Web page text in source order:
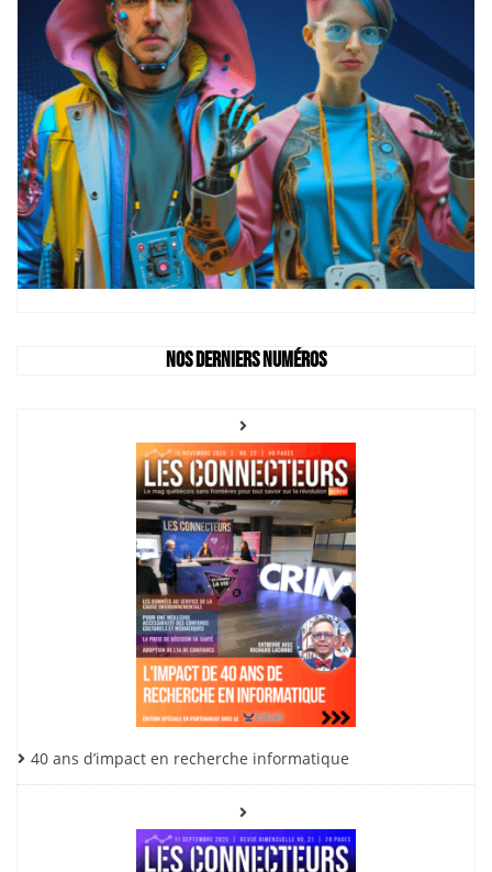
Nos derniers numéros
40 ans d’impact en recherche informatique